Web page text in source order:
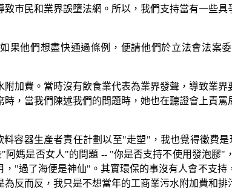
市民和業界誤墮法網。所以，我們支持當有一些
果他們想盡快通過條例，便請他們於立法會法案
加費。當時沒有飲食業代表為業界發聲，導致業
，當我們陳述我們的問題時，她也在聽證會上責
容器生產者責任計劃以至"走塑"，我也覺得徵費
媽是否女人"的問題 -- "你是否支持不使用發泡膠
"過了海便是神仙"。其實環保的事沒有人會不支
反而反，我只是不想當年的工商業污水附加費和排